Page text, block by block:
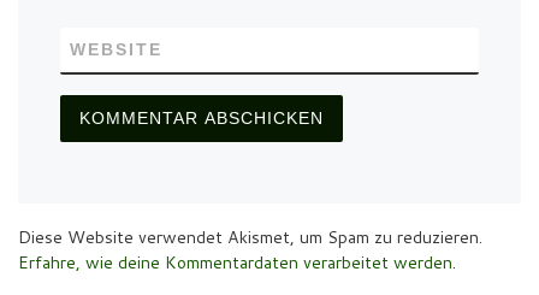
WEBSITE
Diese Website verwendet Akismet, um Spam zu reduzieren.
Erfahre, wie deine Kommentardaten verarbeitet werden.